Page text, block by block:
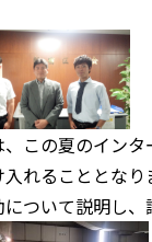
、この夏のイン
入れることとな
ついて説明し、